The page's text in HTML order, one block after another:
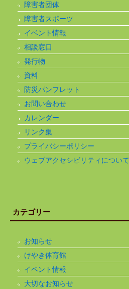
障害者団体
障害者スポーツ
イベント情報
相談窓口
発行物
資料
防災パンフレット
お問い合わせ
カレンダー
リンク集
プライバシーポリシー
ウェブアクセシビリティについて
カテゴリー
お知らせ
けやき体育館
イベント情報
大切なお知らせ